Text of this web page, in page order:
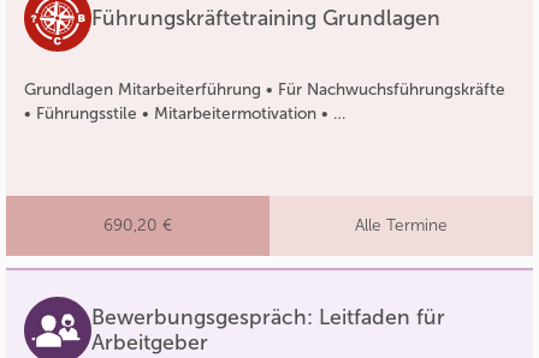
Führungskräftetraining Grundlagen
Grundlagen Mitarbeiterführung • Für Nachwuchsführungskräfte
• Führungsstile • Mitarbeitermotivation • …
690,20 € Alle Termine
Bewerbungsgespräch: Leitfaden für
Arbeitgeber